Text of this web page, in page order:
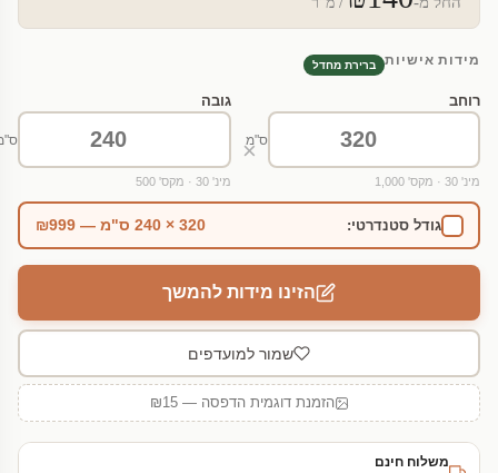
מידות אישיות ברירת מחדל
רוחב
ס"מ
מינ' 30 · מקס' 1,000
×
גובה
מינ' 30 · מקס' 500
גודל סטנדרטי: 320 × 240 ס"מ — ₪999
הזינו מידות להמשך
שמור למועדפים
הזמנת דוגמית הדפסה — ₪15
משלוח חינם